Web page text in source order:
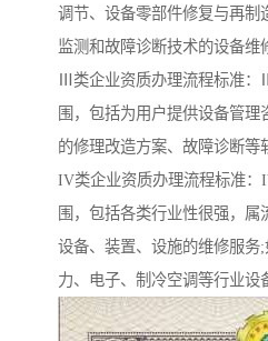
调节、设备零部件修复与再制
监测和故障诊断技术的设备维
Ⅲ类企业资质办理流程标准
围，包括为用户提供设备管
的修理改造方案、故障诊断等
IV类企业资质办理流程标准
围，包括各类行业性很强，属
设备、装置、设施的维修服务
力、电子、制冷空调等行业设